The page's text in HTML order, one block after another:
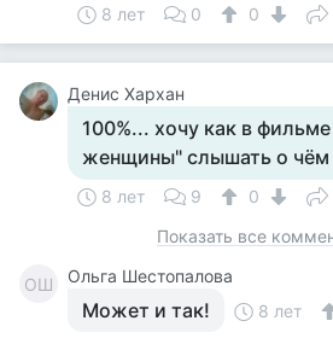
8 лет 0 0
Денис Хархан
100%... хочу как в фильме
женщины" слышать о чём
8 лет 9
0
Показать все
ОШ Ольга Шестопалова
Может и так! 8 лет